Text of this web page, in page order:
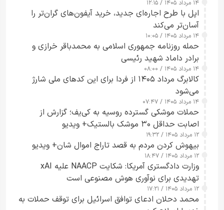
۱۴ مرداد ۱۴۰۵ / ۱۲:۱۵
اپل با طرح اجاره‌ای جدید، خرید آیفون‌های گران‌تر را
آسان‌تر می‌کند
۱۴ مرداد ۱۴۰۵ / ۱۰:۰۵
حمله روزنامه جمهوری اسلامی به محمدباقر خرازی و
برادر داماد شهید رئیسی
۱۴ مرداد ۱۴۰۵ / ۰۸:۰۰
کالابرگ مرداد ۱۴۰۵ از فردا برای این کدهای ملی شارژ
می‌شود
۱۴ مرداد ۱۴۰۵ / ۰۷:۴۷
حملات موشکی گسترده روسیه به کی‌یف؛ گزارش از
اصابت حداقل ۳۰ موشک بالستیک+ ویدیو
۱۲ مرداد ۱۴۰۵ / ۱۹:۳۲
بیهوش کردن مردم به قصد تاراج اموال شان+ ویدیو
۱۲ مرداد ۱۴۰۵ / ۱۸:۴۷
وزارت دادگستری آمریکا: شکایت NAACP علیه xAI
تهدیدی برای نوآوری هوش مصنوعی است
۱۲ مرداد ۱۴۰۵ / ۱۷:۲۱
محمد دحلان ادعای توافق اسرائیل برای توقف حملات به